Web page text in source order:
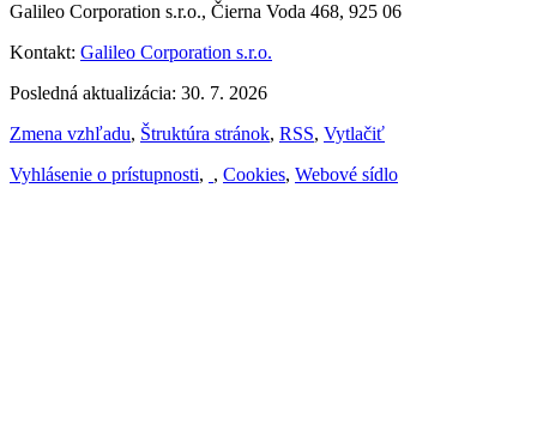
Galileo Corporation s.r.o., Čierna Voda 468, 925 06
Kontakt: Galileo Corporation s.r.o.
Posledná aktualizácia: 30. 7. 2026
Zmena vzhľadu, Štruktúra stránok, RSS, Vytlačiť
Vyhlásenie o prístupnosti, , Cookies, Webové sídlo